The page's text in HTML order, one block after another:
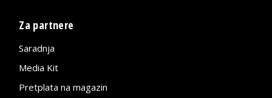
Za partnere
Saradnja
Media Kit
Pretplata na magazin